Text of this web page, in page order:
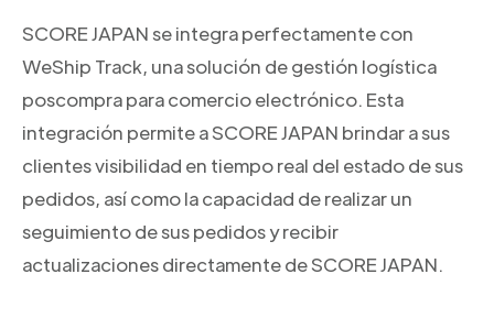
SCORE JAPAN se integra perfectamente con
WeShip Track, una solución de gestión logística
poscompra para comercio electrónico. Esta
integración permite a SCORE JAPAN brindar a sus
clientes visibilidad en tiempo real del estado de sus
pedidos, así como la capacidad de realizar un
seguimiento de sus pedidos y recibir
actualizaciones directamente de SCORE JAPAN.